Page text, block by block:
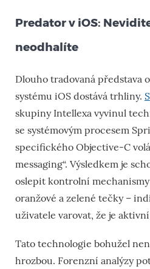
Predator v iOS:
neodhalíte
Dlouho tradovaná představa
systému iOS dostává trhliny.
skupiny Intellexa vyvinul
se systémovým procesem
specifického Objective-C
messaging“. Výsledkem je
oslepit kontrolní
oranžové a zelené tečky –
uživatele varovat, že je
Tato technologie bohužel
hrozbou. Forenzní analýzy